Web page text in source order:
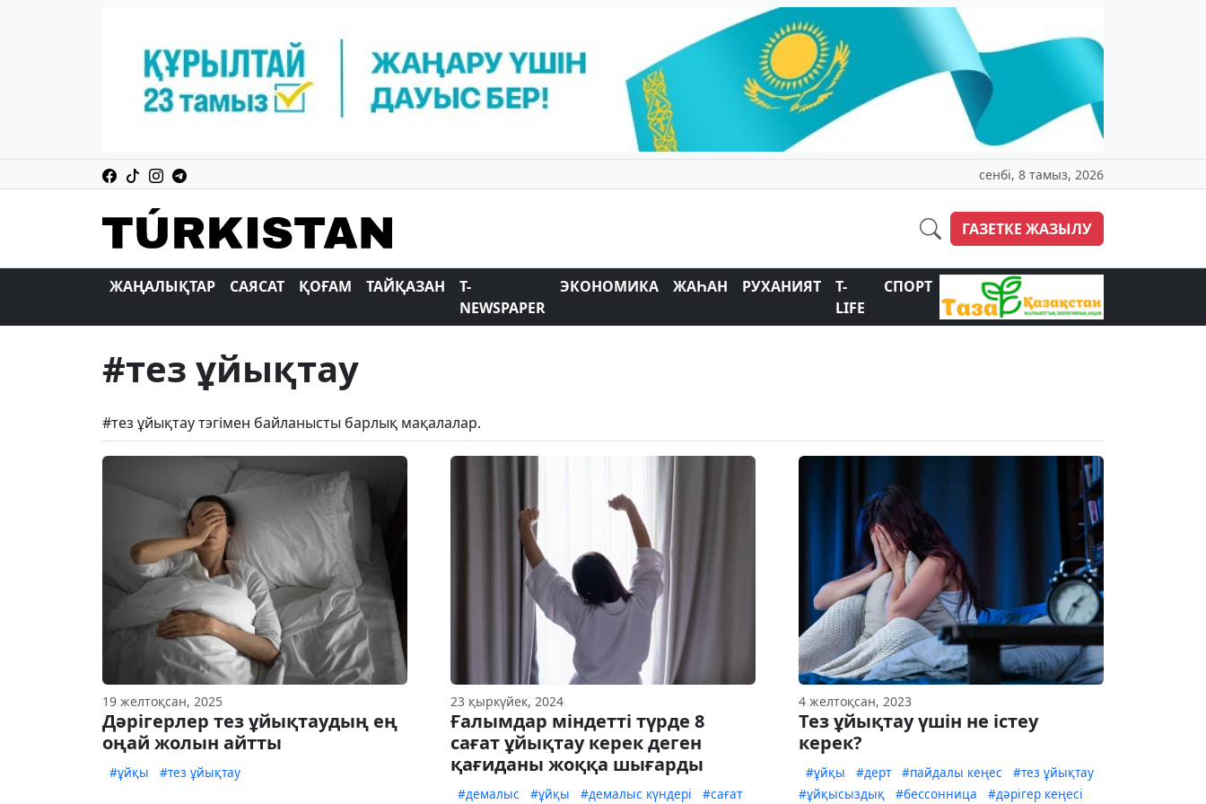
сенбі, 8 тамыз, 2026
ГАЗЕТКЕ ЖАЗЫЛУ
ЖАҢАЛЫҚТАР САЯСАТ ҚОҒАМ ТАЙҚАЗАН
T-
NEWSPAPER
ЭКОНОМИКА ЖАҺАН РУХАНИЯТ
T-
LIFE
СПОРТ
#тез ұйықтау
#тез ұйықтау тэгімен байланысты барлық мақалалар.
19 желтоқсан, 2025
Дәрігерлер тез ұйықтаудың ең
оңай жолын айтты
#ұйқы #тез ұйықтау
23 қыркүйек, 2024
Ғалымдар міндетті түрде 8
сағат ұйықтау керек деген
қағиданы жоққа шығарды
#демалыс #ұйқы #демалыс күндері #сағат
4 желтоқсан, 2023
Тез ұйықтау үшін не істеу
керек?
#ұйқы #дерт #пайдалы кеңес
#тез ұйықтау
#ұйқысыздық
#бессонница #дәрігер кеңесі